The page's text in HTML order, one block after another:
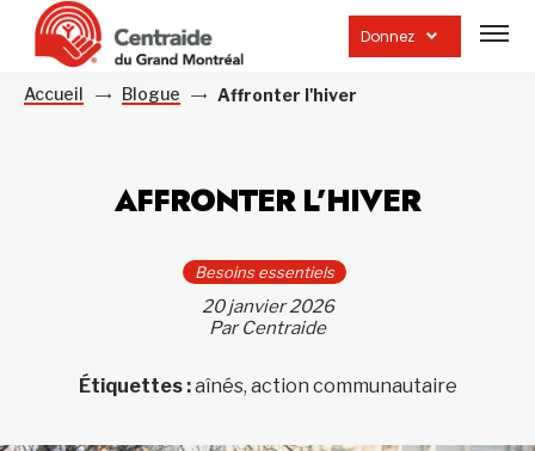
Donnez
la
Accueil Blogue Affronter l'hiver
AFFRONTER L’HIVER
Besoins essentiels
20 janvier 2026
Par Centraide
Étiquettes :aînés, action communautaire